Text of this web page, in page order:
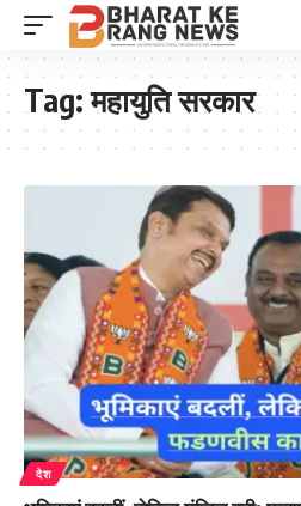
Tag:महायुति सरकार
देश